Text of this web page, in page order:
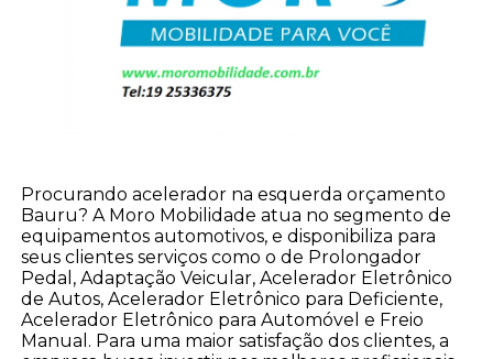
Procurando acelerador na esquerda orçamento
Bauru? A Moro Mobilidade atua no segmento de
equipamentos automotivos, e disponibiliza para
seus clientes serviços como o de Prolongador
Pedal, Adaptação Veicular, Acelerador Eletrônico
de Autos, Acelerador Eletrônico para Deficiente,
Acelerador Eletrônico para Automóvel e Freio
Manual. Para uma maior satisfação dos clientes, a